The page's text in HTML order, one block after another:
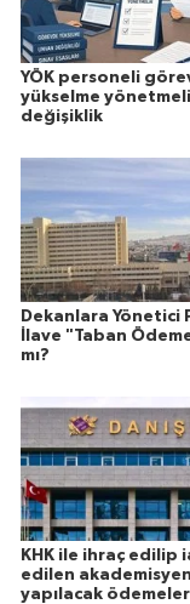
YÖK personeli
yükselme
değişiklik
Dekanlara Yönetici
İlave "Taban
mı?
KHK ile ihraç edilip
edilen
yapılacak ödemeler